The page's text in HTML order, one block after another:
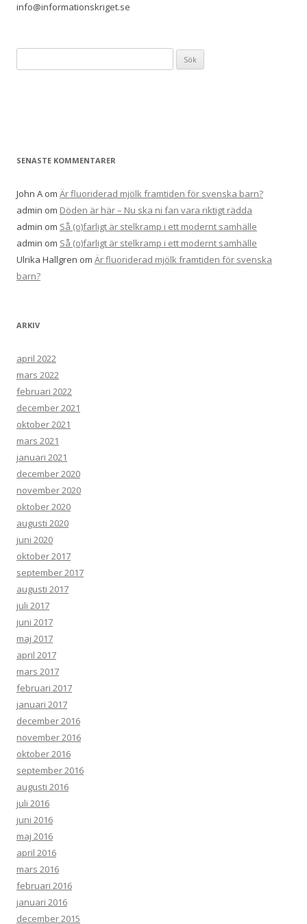
info@informationskriget.se
efter:
SENASTE KOMMENTARER
John A om Är fluoriderad mjölk framtiden för svenska barn?
admin om Döden är här – Nu ska ni fan vara riktigt rädda
admin om Så (o)farligt är stelkramp i ett modernt samhälle
admin om Så (o)farligt är stelkramp i ett modernt samhälle
Ulrika Hallgren om Är fluoriderad mjölk framtiden för svenska
barn?
ARKIV
april 2022
mars 2022
februari 2022
december 2021
oktober 2021
mars 2021
januari 2021
december 2020
november 2020
oktober 2020
augusti 2020
juni 2020
oktober 2017
september 2017
augusti 2017
juli 2017
juni 2017
maj 2017
april 2017
mars 2017
februari 2017
januari 2017
december 2016
november 2016
oktober 2016
september 2016
augusti 2016
juli 2016
juni 2016
maj 2016
april 2016
mars 2016
februari 2016
januari 2016
december 2015